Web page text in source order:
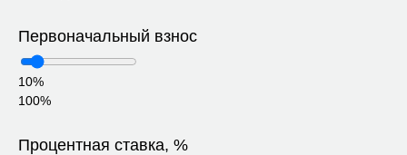
Первоначальный взнос
10%
100%
Процентная ставка, %